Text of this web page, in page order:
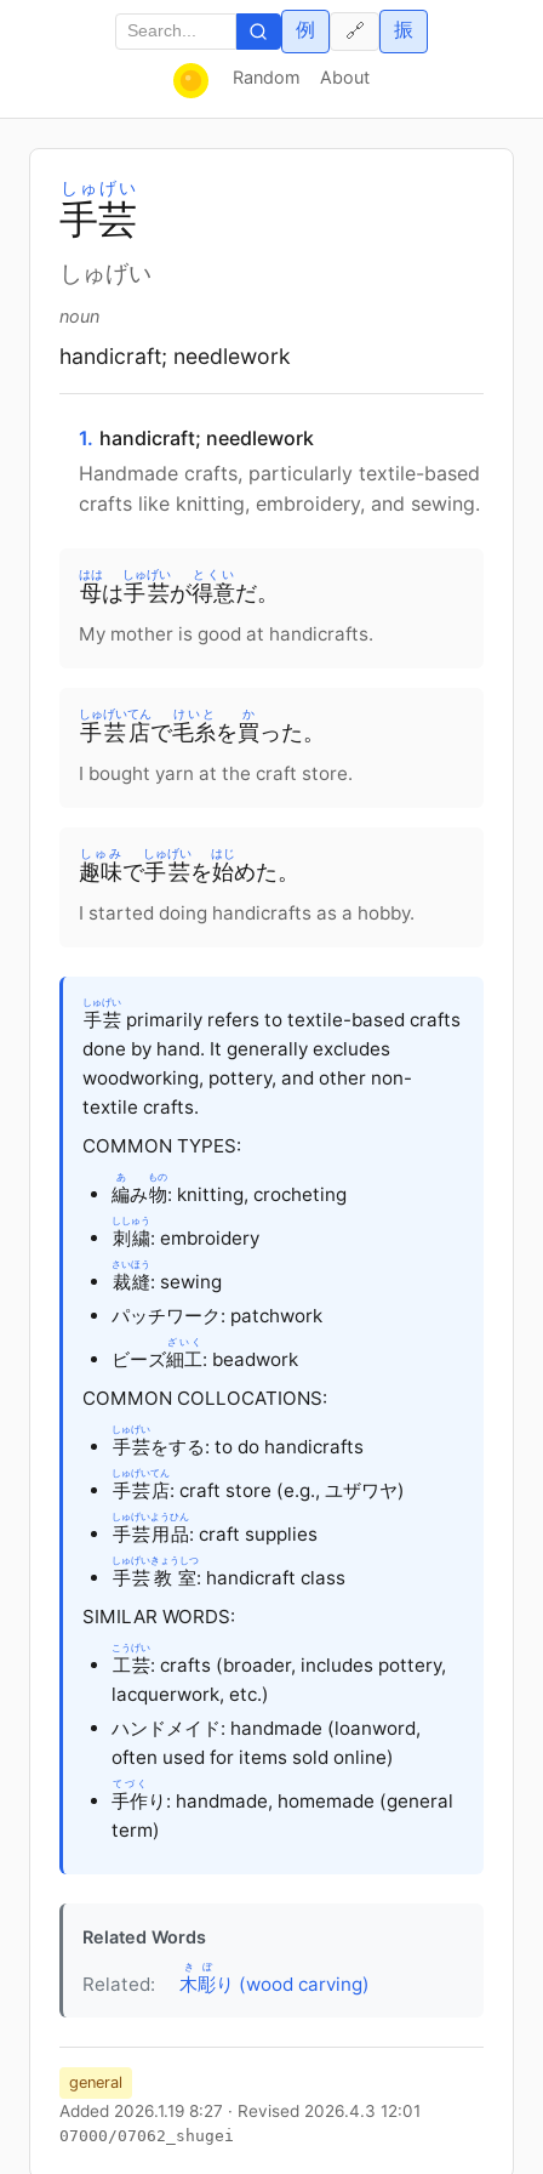
Random About
例 振
🔗
手芸
しゅげい
しゅげい
noun
handicraft; needlework
1. handicraft; needlework
Handmade crafts, particularly textile-based
crafts like knitting, embroidery, and sewing.
母
はは
は手芸
しゅげい
が得意
とくい
だ。
My mother is good at handicrafts.
手芸
しゅげい
店
てん
で毛糸
けいと
を買
か
った。
I bought yarn at the craft store.
趣味
しゅみ
で手芸
しゅげい
を始
はじ
めた。
I started doing handicrafts as a hobby.
手芸
しゅげい
primarily refers to textile-based crafts
done by hand. It generally excludes
woodworking, pottery, and other non-
textile crafts.
COMMON TYPES:
編
あ
み物
もの
: knitting, crocheting
刺繍
ししゅう
: embroidery
裁縫
さいほう
: sewing
パッチワーク: patchwork
ビーズ細工
ざいく
: beadwork
COMMON COLLOCATIONS:
手芸
しゅげい
をする: to do handicrafts
手芸
しゅげい
店
てん
: craft store (e.g., ユザワヤ)
手芸
しゅげい
用品
ようひん
: craft supplies
手芸
しゅげい
教室
きょうしつ
: handicraft class
SIMILAR WORDS:
工芸
こうげい
: crafts (broader, includes pottery,
lacquerwork, etc.)
ハンドメイド: handmade (loanword,
often used for items sold online)
手作
てづく
り: handmade, homemade (general
term)
Related Words
Related: 木彫
きぼ
り (wood carving)
general
Added 2026.1.19 8:27 · Revised 2026.4.3 12:01
07000/07062_shugei